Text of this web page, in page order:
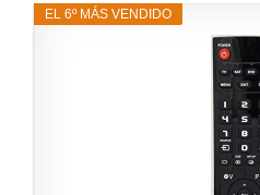
EL 6º MÁS VENDIDO